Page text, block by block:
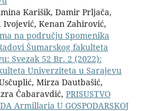
Karišik, Damir Prljača,
Ivojević, Kenan Zahirović,
na području Spomenika
Šumarskog fakulteta
Svezak 52 Br. 2 (2022):
Univerziteta u Sarajevu
Mirza Dautbašić,
Čabaravdić, PRISUSTVO
Armillaria U GOSPODARSKOJ